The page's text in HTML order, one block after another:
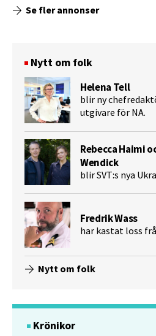
Se fler annonser
Nytt om folk
Helena Tell
blir ny
utgivare för NA.
Rebecca Haimi
Wendick
blir SVT:s nya
Fredrik Wass
har kastat loss
Nytt om folk
Krönikor